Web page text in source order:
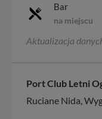
Bar
na miejscu
Aktualizacja
Port Club Letni
Ruciane Nida,